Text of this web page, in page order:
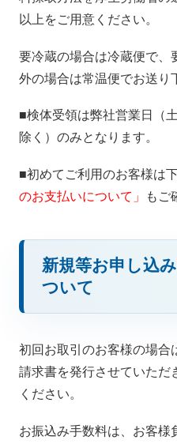
以上をご用意ください。
要冷蔵の場合は冷蔵便で、
外の場合は常温便でお送り
■検体受領は弊社営業日（
除く）のみとなります。
■初めてご利用のお客様は
のお支払いについて」
もご
新規等お申し込
ついて
初回お取引のお客様の場合
請求書を発行させていただ
ください。
お振込み手数料は、お客様